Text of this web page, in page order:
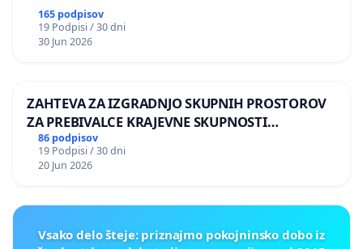
165 podpisov
19 Podpisi / 30 dni
30 Jun 2026
ZAHTEVA ZA IZGRADNJO SKUPNIH PROSTOROV
ZA PREBIVALCE KRAJEVNE SKUPNOSTI
PRESTRANEK
86 podpisov
19 Podpisi / 30 dni
20 Jun 2026
Vsako delo šteje: priznajmo pokojninsko dobo iz